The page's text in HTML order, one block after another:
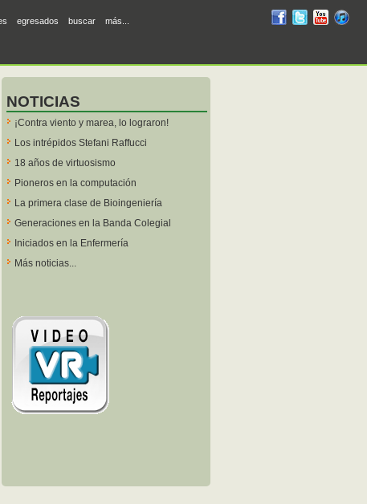
egresados buscar más...
RUMRUMRUM
NOTICIAS
¡Contra viento y marea, lo lograron!
Los intrépidos Stefani Raffucci
18 años de virtuosismo
Pioneros en la computación
La primera clase de Bioingeniería
Generaciones en la Banda Colegial
Iniciados en la Enfermería
Más noticias...